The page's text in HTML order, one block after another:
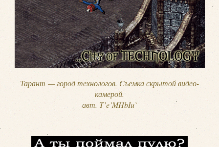
Тарант — город технологов. Съемка скрытой видео-
камерой.
авт. T’e’MHbIu`